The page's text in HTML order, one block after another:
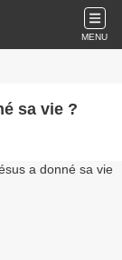
MENU
sa vie ?